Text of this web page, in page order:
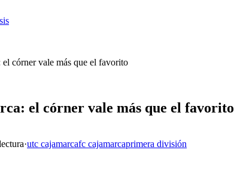
córner vale más que el favorito
el córner vale más que el favorito
·utc cajamarcafc cajamarcaprimera división